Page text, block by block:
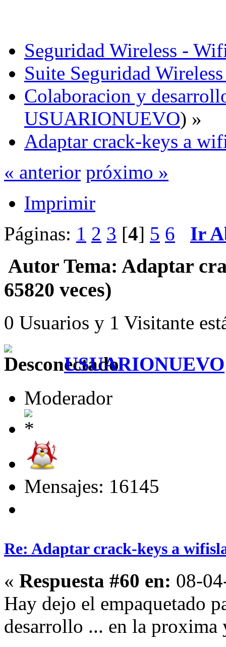
Seguridad Wireless -
Suite Seguridad
Colaboracion y
USUARIONUEVO) »
Adaptar crack-keys a
« anterior próximo »
Imprimir
Páginas: 1 2 3 [4] 5 6 Ir
Autor Tema: Adaptar
65820 veces)
0 Usuarios y 1 Visitante
USUARIONUEVO
Moderador
Mensajes: 16145
Re: Adaptar crack-keys a
« Respuesta #60 en: 08-
Hay dejo el empaquetado
desarrollo ... en la